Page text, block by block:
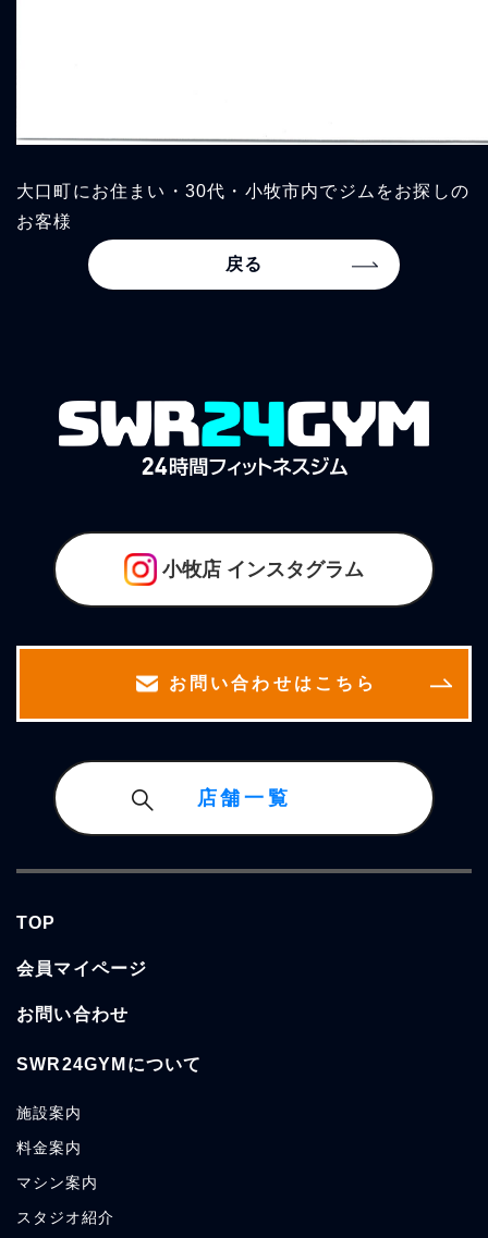
大口町にお住まい・30代・小牧市内でジムをお探しの
お客様
戻る
小牧店 インスタグラム
お問い合わせはこちら
店舗一覧
TOP
会員マイページ
お問い合わせ
SWR24GYMについて
施設案内
料金案内
マシン案内
スタジオ紹介